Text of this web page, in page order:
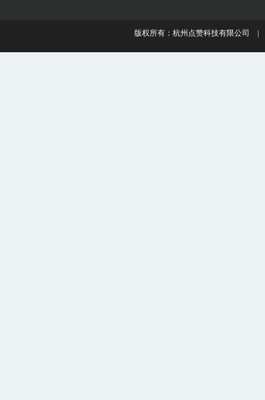
版权所有：杭州点赞科技有限公司